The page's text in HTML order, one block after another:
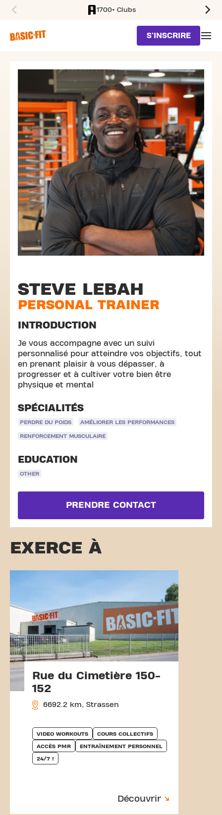
1700+ Clubs
S'INSCRIRE
STEVE LEBAH
PERSONAL TRAINER
INTRODUCTION
Je vous accompagne avec un suivi
personnalisé pour atteindre vos objectifs, tout
en prenant plaisir à vous dépasser, à
progresser et à cultiver votre bien être
physique et mental
SPÉCIALITÉS
PERDRE DU POIDS AMÉLIORER LES PERFORMANCES
RENFORCEMENT MUSCULAIRE
EDUCATION
OTHER
PRENDRE CONTACT
EXERCE À
Rue du Cimetière 150-
152
6692.2 km, Strassen
VIDEO WORKOUTS COURS COLLECTIFS
ACCÈS PMR ENTRAÎNEMENT PERSONNEL
24/7 !
Découvrir